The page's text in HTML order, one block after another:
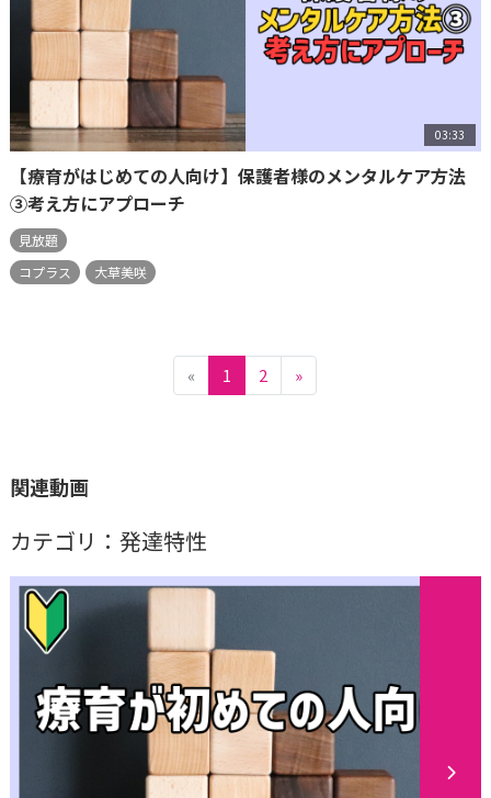
03:33
【療育がはじめての人向け】保護者様のメンタルケア方法
③考え方にアプローチ
見放題
コプラス
大草美咲
« 1 2 »
関連動画
カテゴリ：発達特性